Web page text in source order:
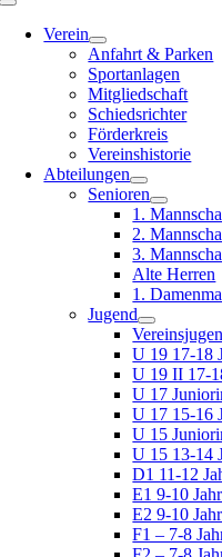
Toggle
NavigationVerein
Anfahrt & Parken
Sportanlagen
Mitgliedschaft
Schiedsrichter
Förderkreis
Vereinshistorie
Abteilungen
Senioren
1.
2.
3.
Alte Herren
1.
Jugend
U 19 17-18
U 19 II 17-
U 17
U 17 15-16
U 15
U 15 13-14
D1 11-12
E1 9-10
E2 9-10
F1 – 7-8